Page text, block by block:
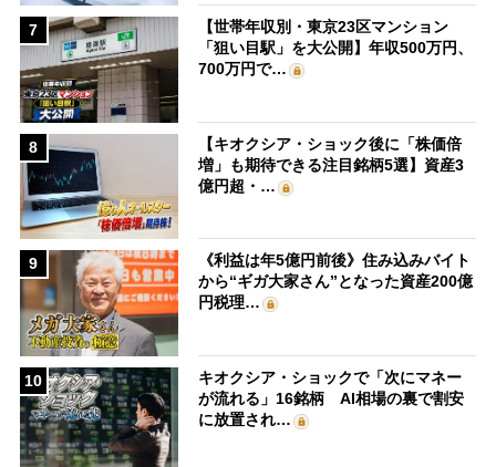
7
【世帯年収別・東京23区マンション
「狙い目駅」を大公開】年収500万円、
700万円で…
8
【キオクシア・ショック後に「株価倍
増」も期待できる注目銘柄5選】資産3
億円超・…
9
《利益は年5億円前後》住み込みバイト
から“ギガ大家さん”となった資産200億
円税理…
10
キオクシア・ショックで「次にマネー
が流れる」16銘柄 AI相場の裏で割安
に放置され…